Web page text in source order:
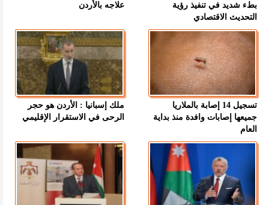
بطء شديد في تنفيذ رؤية
التحديث الاقتصادي
علاجه بالأردن
تسجيل 14 إصابة بالملاريا
جميعها إصابات وافدة منذ بداية
العام
ملك إسبانيا : الأردن هو حجر
الرحى في الاستقرار الإقليمي